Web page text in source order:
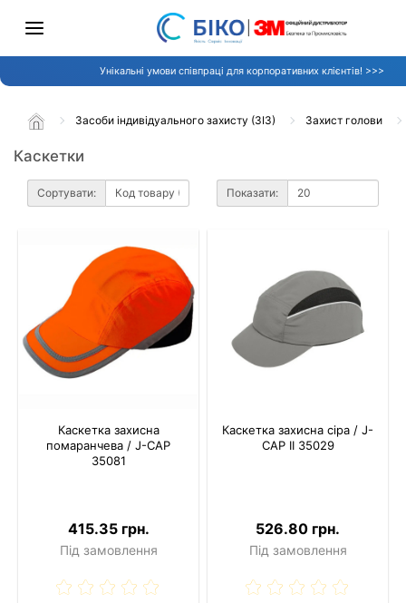
Унікальні умови співпраці для корпоративних клієнтів! >>>
Засоби індивідуального захисту (ЗІЗ) Захист голови
Каскетки
Сортувати: Показати:
Каскетка захисна
помаранчева / J-CAP
35081
415.35 грн.
Під замовлення
Каскетка захисна сіра / J-
CAP II 35029
526.80 грн.
Під замовлення